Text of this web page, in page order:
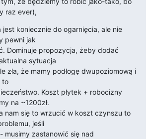
raz ever),
jest koniecznie do ogarnięcia, ale nie
pewni jak
Dominuje propozycja, żeby dodać
sytuacja
zła, że mamy podłogę dwupoziomową i
to
Koszt płytek + robocizny
na ~1200zł.
nam się to wrzucić w koszt czynszu to
jeśli
musimy zastanowić się nad